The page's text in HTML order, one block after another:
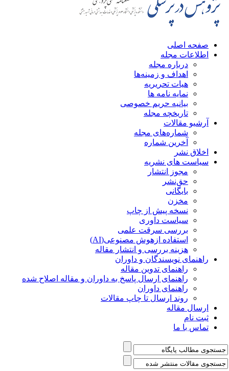
صفحه اصلی
اطلاعات مجله
درباره مجله
اهداف و زمینه‌ها
هیات تحریریه
نمایه نامه ها
بیانیه حریم خصوصی
تاریخچه مجله
آرشیو مقالات
شماره‌های مجله
آخرین شماره
اخلاق نشر
سیاست های نشریه
مجوز انتشار
حق‌نشر
بایگانی
مخزن
نسخه پیش از چاپ
سیاست داوری
بررسی سرقت علمی
استفاده ازهوش مصنوعی(AI)
هزینه بررسی و انتشار مقاله
راهنمای نویسندگان و داوران
راهنمای تدوین مقاله
راهنمای ارسال پاسخ به داوران و مقاله اصلاح شده
راهنمای داوران
روند ارسال تا چاپ مقالات
ارسال مقاله
ثبت نام
تماس با ما